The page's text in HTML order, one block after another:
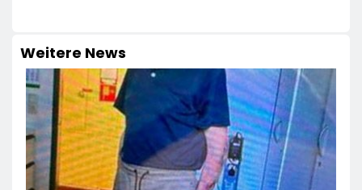
Weitere News